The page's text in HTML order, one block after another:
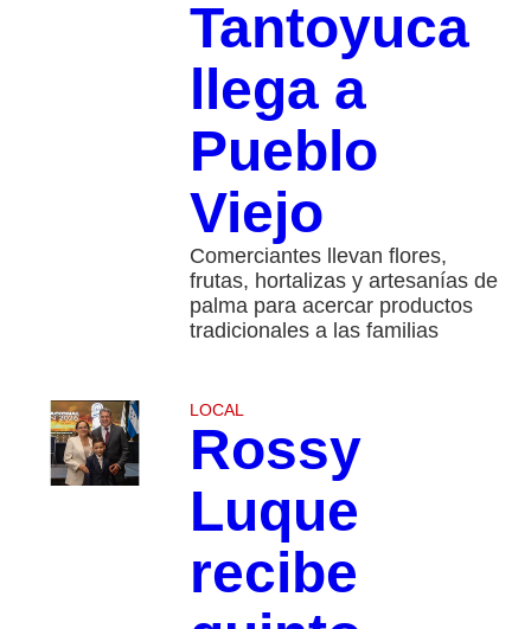
Tantoyuca
llega a
Pueblo
Viejo
Comerciantes llevan flores,
frutas, hortalizas y artesanías de
palma para acercar productos
tradicionales a las familias
LOCAL
Rossy
Luque
recibe